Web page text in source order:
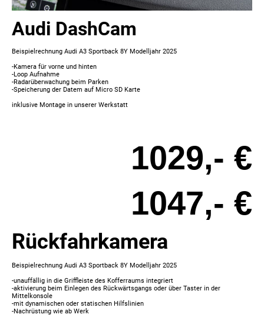
Audi DashCam
Beispielrechnung Audi A3 Sportback 8Y Modelljahr 2025
-Kamera für vorne und hinten
-Loop Aufnahme
-Radarüberwachung beim Parken
-Speicherung der Datem auf Micro SD Karte
inklusive Montage in unserer Werkstatt
1029,- €
1047,- €
Rückfahrkamera
Beispielrechnung Audi A3 Sportback 8Y Modelljahr 2025
-unauffällig in die Griffleiste des Kofferraums integriert
-aktivierung beim Einlegen des Rückwärtsgangs oder über Taster in der
Mittelkonsole
-mit dynamischen oder statischen Hilfslinien
-Nachrüstung wie ab Werk